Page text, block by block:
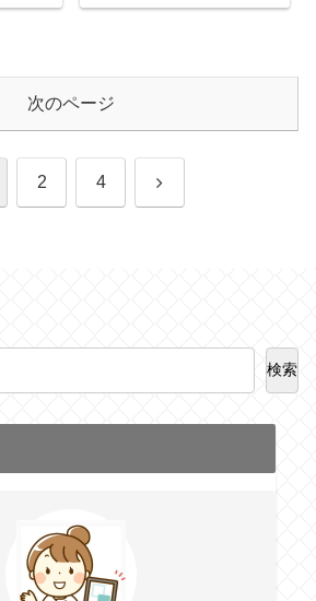
次のページ
2 4 次
検索